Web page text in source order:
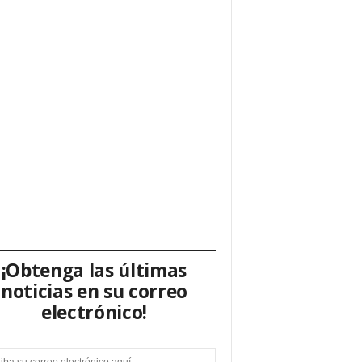
¡Obtenga las últimas
noticias en su correo
electrónico!